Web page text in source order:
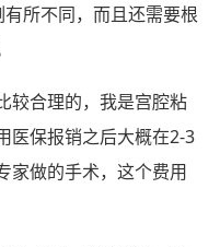
所不同，而且还需要根
较合理的，我是宫腔粘
医保报销之后大概在2-3
家做的手术，这个费用